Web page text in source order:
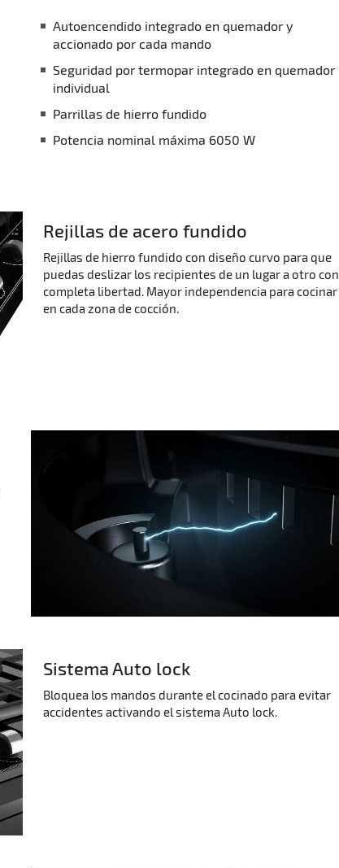
Autoencendido integrado en quemador y
accionado por cada mando
Seguridad por termopar integrado en quemador
individual
Parrillas de hierro fundido
Potencia nominal máxima 6050 W
Rejillas de acero fundido
Rejillas de hierro fundido con diseño curvo para que
puedas deslizar los recipientes de un lugar a otro con
completa libertad. Mayor independencia para cocinar
en cada zona de cocción.
Sistema Auto lock
Bloquea los mandos durante el cocinado para evitar
accidentes activando el sistema Auto lock.